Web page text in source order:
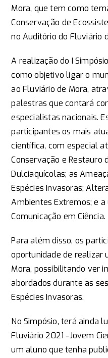
Mora, que tem como
Conservação de
no Auditório do Fluviário
A realização do I
como objetivo ligar o
ao Fluviário de Mora,
palestras que contará
especialistas nacionais.
participantes os mais
científica, com especial
Conservação e Restauro
Dulciaquícolas; as
Espécies Invasoras;
Ambientes Extremos; e
Comunicação em Ciência.
Para além disso, os
oportunidade de realizar
Mora, possibilitando ver
abordados durante as
Espécies Invasoras.
No Simpósio, terá ainda
Fluviário 2021 -Jovem
um aluno que tenha